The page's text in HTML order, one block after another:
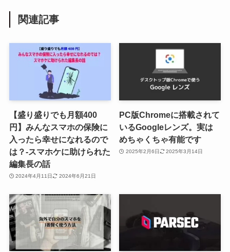
関連記事
【盛り盛りでも月額400
円】みんなスマホの保険に
入ったら幸せになれるので
は？-スマホケに助けられた
編集長の話
2024年4月11日 2024年6月21日
PC版Chromeに搭載されて
いるGoogleレンズ。実は
めちゃくちゃ有能です
2025年2月6日 2025年3月14日